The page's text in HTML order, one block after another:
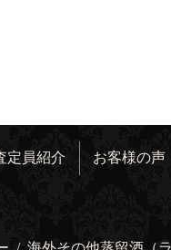
定員紹介 お客様の声